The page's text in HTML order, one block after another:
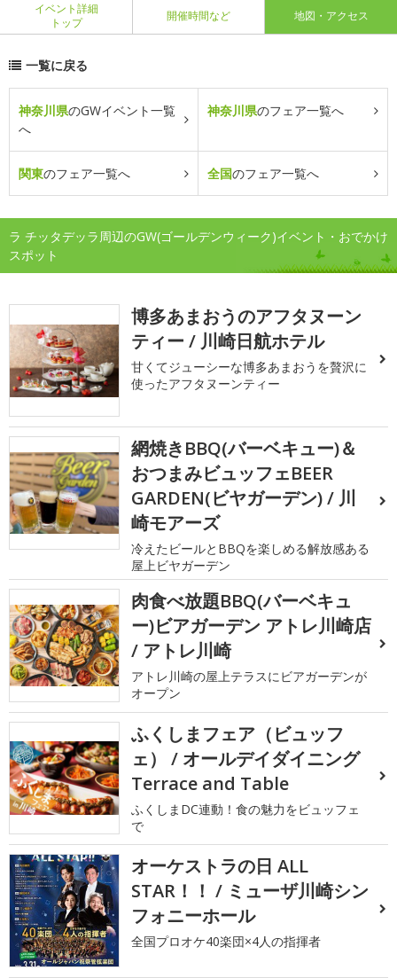
イベント詳細
トップ
開催時間など 地図・アクセス
一覧に戻る
神奈川県のGWイベント一覧
へ
神奈川県のフェア一覧へ
関東のフェア一覧へ 全国のフェア一覧へ
ラ チッタデッラ周辺のGW(ゴールデンウィーク)イベント・おでかけ
スポット
博多あまおうのアフタヌーン
ティー / 川崎日航ホテル
甘くてジューシーな博多あまおうを贅沢に
使ったアフタヌーンティー
網焼きBBQ(バーベキュー)＆
おつまみビュッフェBEER
GARDEN(ビヤガーデン) / 川
崎モアーズ
冷えたビールとBBQを楽しめる解放感ある
屋上ビヤガーデン
肉食べ放題BBQ(バーベキュ
ー)ビアガーデン アトレ川崎店
/ アトレ川崎
アトレ川崎の屋上テラスにビアガーデンが
オープン
ふくしまフェア（ビュッフ
ェ） / オールデイダイニング
Terrace and Table
ふくしまDC連動！食の魅力をビュッフェ
で
オーケストラの日 ALL
STAR！！ / ミューザ川崎シン
フォニーホール
全国プロオケ40楽団×4人の指揮者